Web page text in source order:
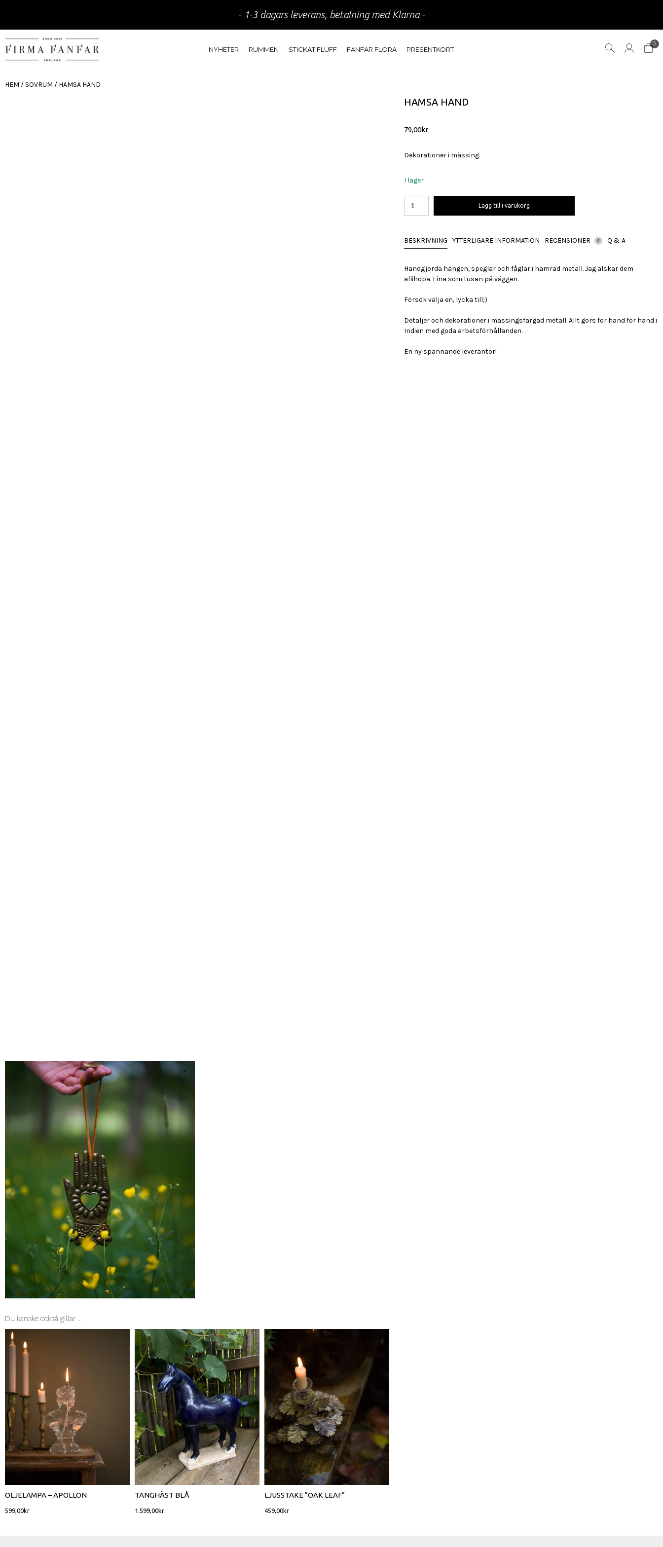
- 1-3 dagars leverans, betalning med Klarna -
NYHETER RUMMEN STICKAT FLUFF FANFAR FLORA PRESENTKORT
0
HEM / SOVRUM / HAMSA HAND
HAMSA HAND
79,00kr
Dekorationer i mässing.
I lager
hand
Lägg till i varukorg
BESKRIVNING YTTERLIGARE INFORMATION RECENSIONER 0 Q & A
Handgjorda hängen, speglar och fåglar i hamrad metall. Jag älskar dem
allihopa. Fina som tusan på väggen.
Försök välja en, lycka till;)
Detaljer och dekorationer i mässingsfärgad metall. Allt görs för hand för hand i
Indien med goda arbetsförhållanden.
En ny spännande leverantör!
Du kanske också gillar …
OLJELAMPA – APOLLON
599,00kr
TANGHÄST BLÅ
1.599,00kr
LJUSSTAKE ”OAK LEAF”
459,00kr